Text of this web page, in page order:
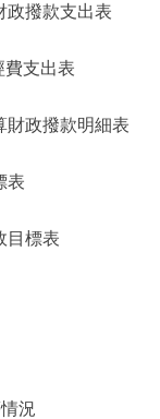
撥款支出表
支出表
政撥款明細表
表
標表
況